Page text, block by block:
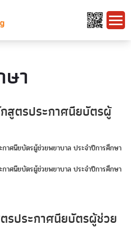
า
สูตรประกาศนียบัตรผู้
าศนียบัตรผู้ช่วยพยาบาล ประจำปีการศึกษา
าศนียบัตรผู้ช่วยพยาบาล ประจำปีการศึกษา
รประกาศนียบัตรผู้ช่วย